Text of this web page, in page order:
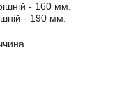
- 160 мм.
- 190 мм.